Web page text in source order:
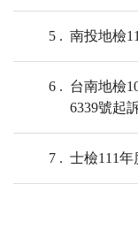
5 南投地檢
6
台南地檢
6339號起
7 士檢111年